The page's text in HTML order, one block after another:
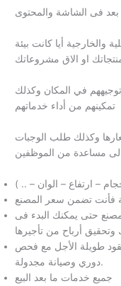
والخارجية أيا كانت بيئة
في المكان وكذلك
تمكينهم من أداء خدماتهم
وكذلك طلب الوجبات
– ارتفاع – الوان – .. )
فأنت تضمن سعر المصنع
حتى يمكنك البدء فى
طويلة الأجل مع فحص
دوري وصيانة مجدولة.
جميع خدمات ما بعد البيع